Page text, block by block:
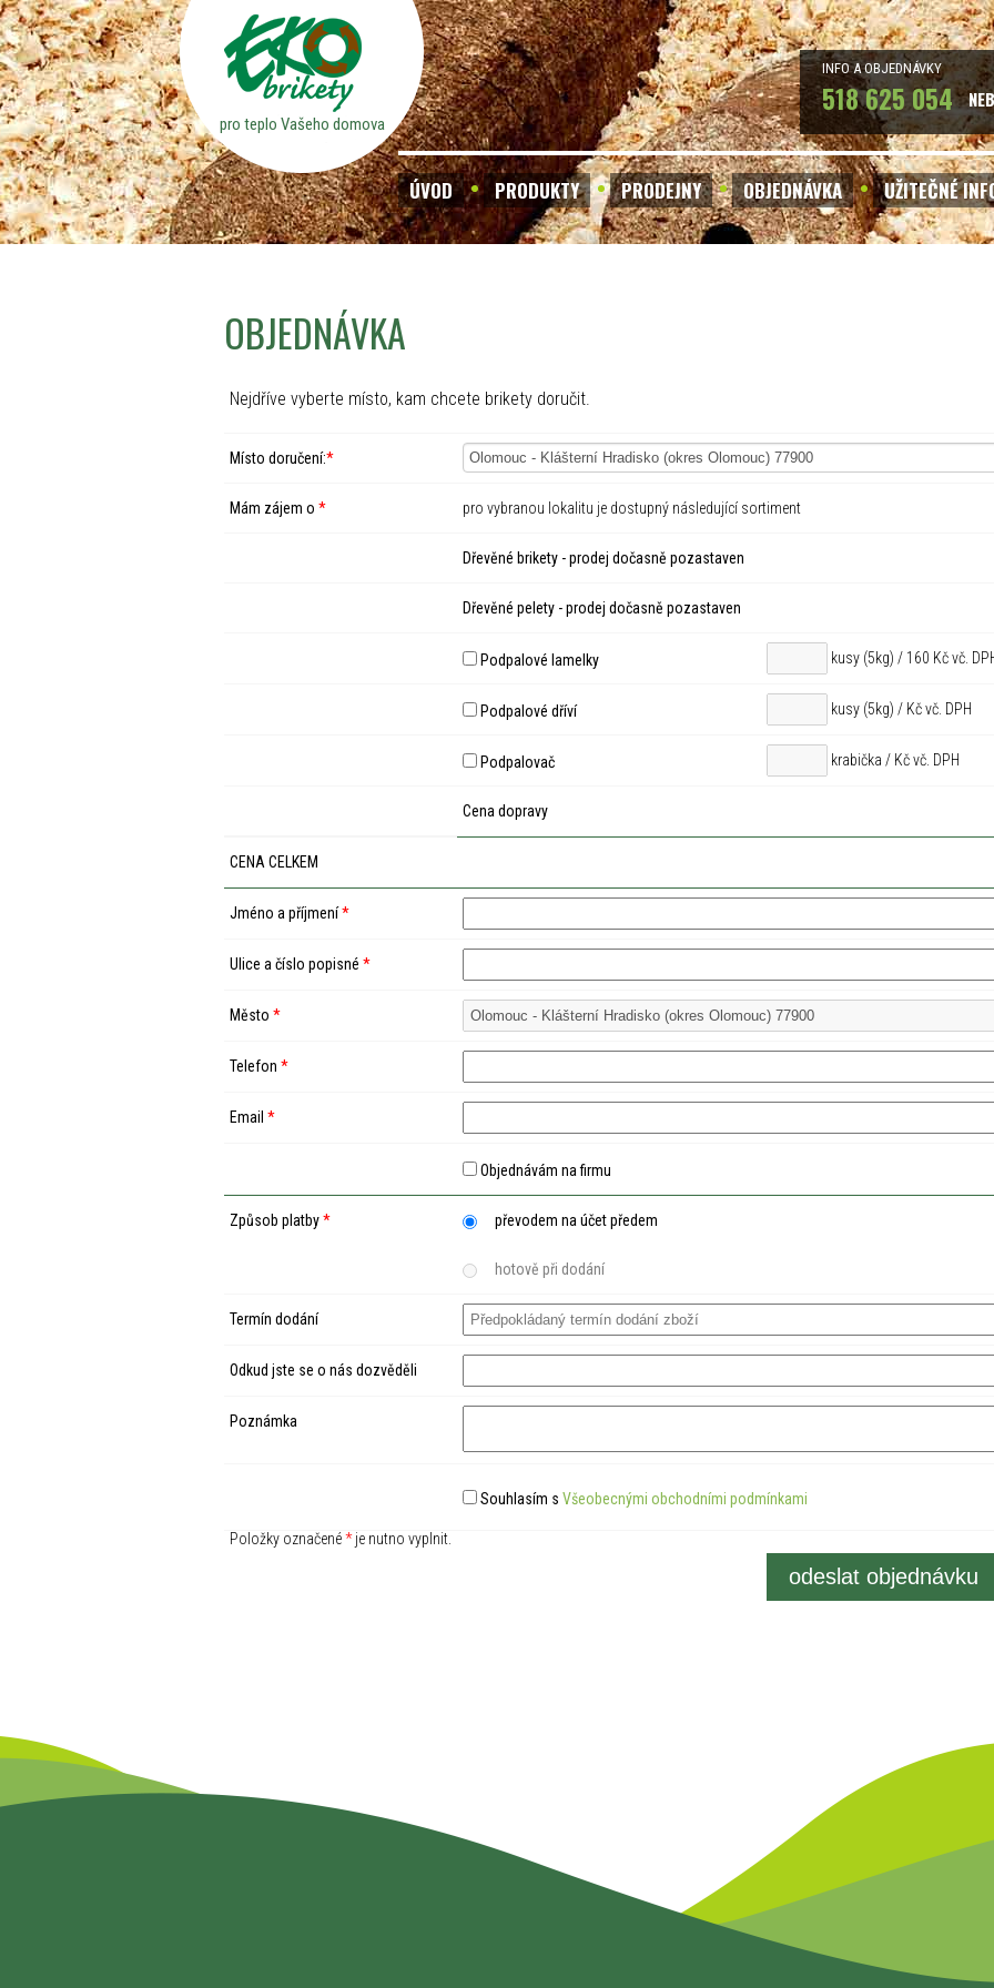
pro teplo Vašeho domova
INFO A OBJEDNÁVKY
518 625 054
ÚVOD PRODUKTY PRODEJNY OBJEDNÁVKA UŽITEČNÉ
OBJEDNÁVKA
Nejdříve vyberte místo, kam chcete brikety doručit.
Místo doručení:*
Mám zájem o * pro vybranou lokalitu je dostupný následující sortiment
Dřevěné brikety - prodej dočasně pozastaven
Dřevěné pelety - prodej dočasně pozastaven
Podpalové lamelky kusy (5kg) / 160 Kč vč.
Podpalové dříví kusy (5kg) / Kč vč. DPH
Podpalovač krabička / Kč vč. DPH
Cena dopravy
CENA CELKEM
Jméno a příjmení*
Ulice a číslo popisné *
Město *
Telefon *
Email *
Objednávám na firmu
Způsob platby* převodem na účet předem
hotově při dodání
Termín dodání
Odkud jste se o nás dozvěděli
Poznámka
Souhlasím s Všeobecnými obchodními podmínkami
Položky označené*je nutno vyplnit.
odeslat objednávku